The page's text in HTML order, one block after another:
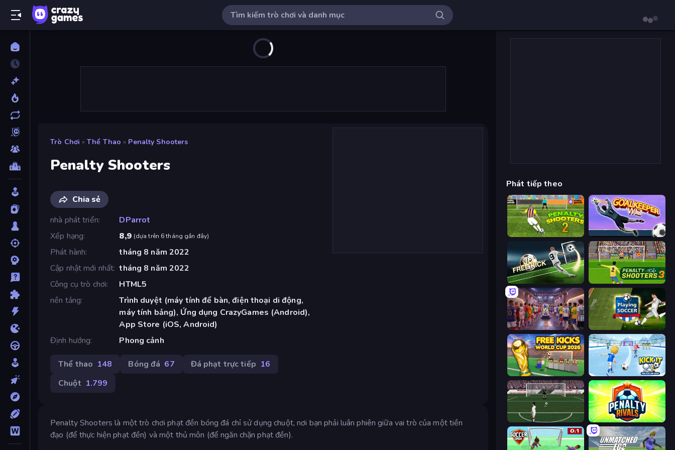
Trò Chơi » Thể Thao » Penalty Shooters
Penalty Shooters
Chia sẻ
nhà phát triển
DParrot
Xếp hạng
8,9 (dựa trên 6 tháng gần đây)
Phát hành
tháng 8 năm 2022
Cập nhật mới nhất tháng 8 năm 2022
Công cụ trò chơi
HTML5
nền tảng
Trình duyệt (máy tính để bàn, điện thoại di động,
máy tính bảng), Ứng dụng CrazyGames (Android),
App Store (iOS, Android)
Định hướng
Phong cảnh
Thể thao 148 Bóng đá 67 Đá phạt trực tiếp 16
Chuột 1.799
Penalty Shooters là một trò chơi phạt đền bóng đá chỉ sử dụng chuột, nơi bạn phải luân phiên giữa vai trò của một tiền
đạo (để thực hiện phạt đền) và một thủ môn (để ngăn chặn phạt đền).
Phát tiếp theo
Penalty Shooters 2 Goalkeeper Wiz
Penalty Shooters 3
CG FC 26 Playing Soccer
Free Kicks World Cup 2026 Kick It – Fun Soccer Game
Bicycle Kick Champ Penalty Rivals